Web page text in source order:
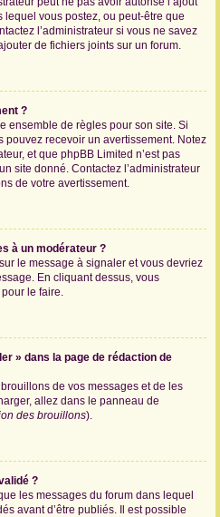
vous postez, ou peut-être que
l’administrateur si vous ne savez
de fichiers joints sur un forum.
?
ensemble de règles pour son site. Si
pouvez recevoir un avertissement. Notez
et que phpBB Limited n’est pas
site donné. Contactez l’administrateur
de votre avertissement.
à un modérateur ?
le message à signaler et vous devriez
En cliquant dessus, vous
le faire.
» dans la page de rédaction de
de vos messages et de les
allez dans le panneau de
des brouillons).
?
les messages du forum dans lequel
avant d’être publiés. Il est possible